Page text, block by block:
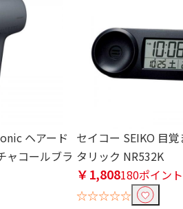
ヘアード
ャコールブラ
セイコー SEIKO 目
タリック NR532K
￥1,808180ポイント
☆☆☆☆☆